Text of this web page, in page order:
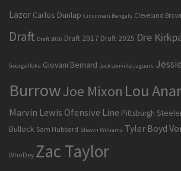
Lazor Carlos Dunlap Cincinnati Bengals Cleveland
Draft Draft 2016 Draft 2017 Draft 2025 Dre
George Iloka Giovani Bernard Jacksonville Jaguars
BurrowJoe Mixon Lou
Marvin Lewis Ofensive Line Pittsburgh
Bullock Sam Hubbard Shawn Williams Tyler Boyd
WhoDey Zac Taylor